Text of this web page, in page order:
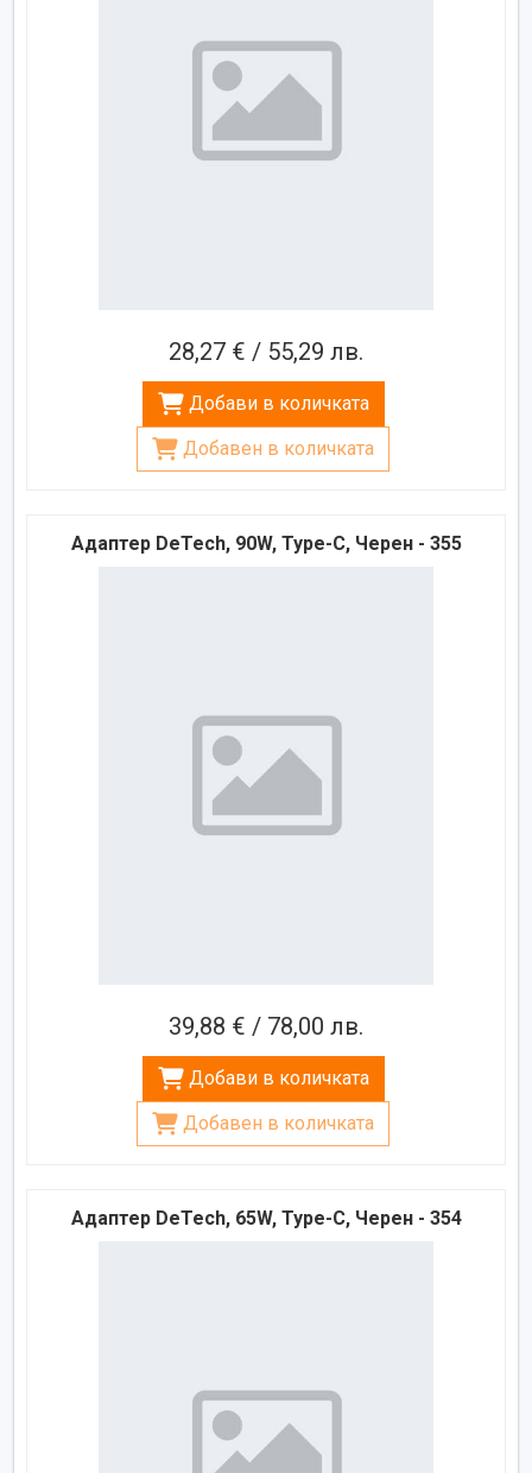
28,27 € / 55,29 лв.
Добави в количката
Добавен в количката
Адаптер DeTech, 90W, Type-C, Черен - 355
39,88 € / 78,00 лв.
Добави в количката
Добавен в количката
Адаптер DeTech, 65W, Type-C, Черен - 354